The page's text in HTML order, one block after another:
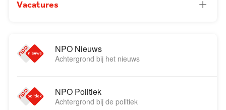
Vacatures
NPO Nieuws
Achtergrond bij het nieuws
NPO Politiek
Achtergrond bij de politiek